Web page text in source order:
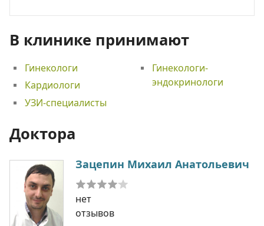
В клинике принимают
Гинекологи
Кардиологи
УЗИ-специалисты
Гинекологи-
эндокринологи
Доктора
Зацепин Михаил Анатольевич
нет
отзывов